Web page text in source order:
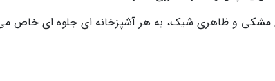
مشکی و ظاهری شیک، به هر آشپزخانه ای جلوه ای خاص